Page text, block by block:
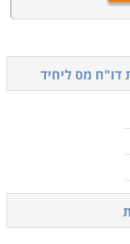
דו"ח מס ליחיד